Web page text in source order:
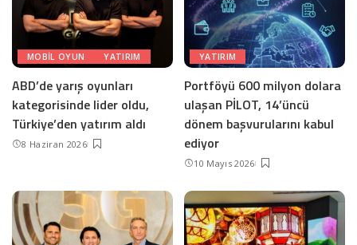
MOBIL OYUN YATIRIM
ABD’de yarış oyunları
kategorisinde lider oldu,
Türkiye’den yatırım aldı
8 Haziran 2026
YATIRIM
Portföyü 600 milyon dolara
ulaşan PİLOT, 14’üncü
dönem başvurularını kabul
ediyor
10 Mayıs 2026